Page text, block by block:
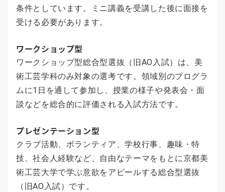
条件としています。ミニ講義を受講した後に面接を
受ける必要があります。
ワークショップ型
ワークショップ型総合型選抜（旧AO入試）は、美
術工芸学科のみ対象の選考です。領域別のプログラ
ムに1日を通して参加し、授業の様子や発表会・面
談などを総合的に評価される入試方法です。
プレゼンテーション型
クラブ活動、ボランティア、学校行事、趣味・特
技、社会人経験など、自由なテーマをもとに京都美
術工芸大学で学ぶ意欲をアピールする総合型選抜
（旧AO入試）です。